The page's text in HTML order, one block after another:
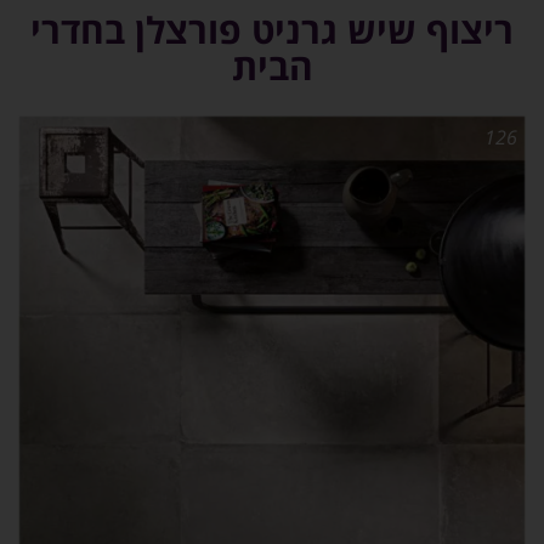
ריצוף שיש גרניט פורצלן בחדרי
הבית
126